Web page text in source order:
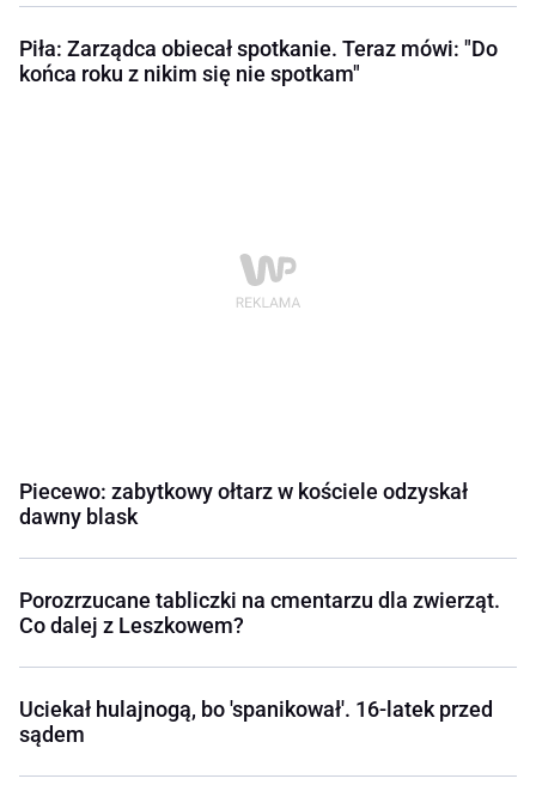
Piła: Zarządca obiecał spotkanie. Teraz mówi: "Do
końca roku z nikim się nie spotkam"
Piecewo: zabytkowy ołtarz w kościele odzyskał
dawny blask
Porozrzucane tabliczki na cmentarzu dla zwierząt.
Co dalej z Leszkowem?
Uciekał hulajnogą, bo 'spanikował'. 16-latek przed
sądem